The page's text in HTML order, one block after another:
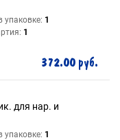
упаковке: 1
1
372.00 руб.
для нар. и
упаковке: 1